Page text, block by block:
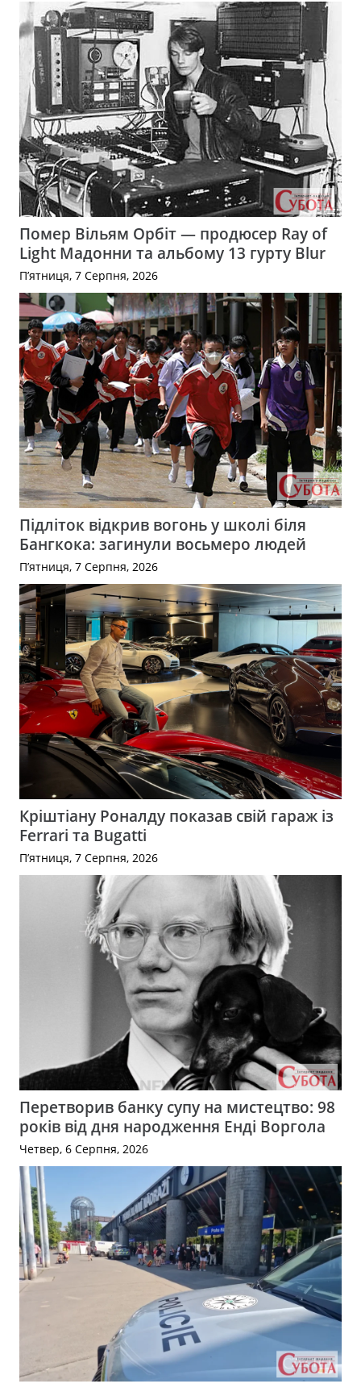
Помер Вільям Орбіт — продюсер Ray of
Light Мадонни та альбому 13 гурту Blur
П’ятниця, 7 Серпня, 2026
Підліток відкрив вогонь у школі біля
Бангкока: загинули восьмеро людей
П’ятниця, 7 Серпня, 2026
Кріштіану Роналду показав свій гараж із
Ferrari та Bugatti
П’ятниця, 7 Серпня, 2026
Перетворив банку супу на мистецтво: 98
років від дня народження Енді Воргола
Четвер, 6 Серпня, 2026